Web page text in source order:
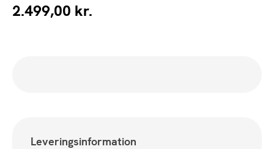
2.499,00 kr.
Leveringsinformation